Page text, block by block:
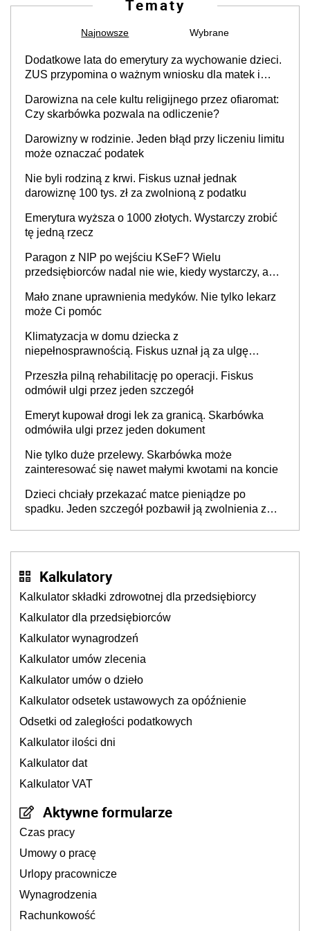
Tematy
Najnowsze Wybrane
Dodatkowe lata do emerytury za wychowanie dzieci.
ZUS przypomina o ważnym wniosku dla matek i
Darowizna na cele kultu religijnego przez ofiaromat:
Czy skarbówka pozwala na odliczenie?
Darowizny w rodzinie. Jeden błąd przy liczeniu limitu
może oznaczać podatek
Nie byli rodziną z krwi. Fiskus uznał jednak
darowiznę 100 tys. zł za zwolnioną z podatku
Emerytura wyższa o 1000 złotych. Wystarczy zrobić
tę jedną rzecz
Paragon z NIP po wejściu KSeF? Wielu
przedsiębiorców nadal nie wie, kiedy wystarczy, a
Mało znane uprawnienia medyków. Nie tylko lekarz
może Ci pomóc
Klimatyzacja w domu dziecka z
niepełnosprawnością. Fiskus uznał ją za ulgę
Przeszła pilną rehabilitację po operacji. Fiskus
odmówił ulgi przez jeden szczegół
Emeryt kupował drogi lek za granicą. Skarbówka
odmówiła ulgi przez jeden dokument
Nie tylko duże przelewy. Skarbówka może
zainteresować się nawet małymi kwotami na koncie
Dzieci chciały przekazać matce pieniądze po
spadku. Jeden szczegół pozbawił ją zwolnienia z
Kalkulatory
Kalkulator składki zdrowotnej dla przedsiębiorcy
Kalkulator dla przedsiębiorców
Kalkulator wynagrodzeń
Kalkulator umów zlecenia
Kalkulator umów o dzieło
Kalkulator odsetek ustawowych za opóźnienie
Odsetki od zaległości podatkowych
Kalkulator ilości dni
Kalkulator dat
Kalkulator VAT
Aktywne formularze
Czas pracy
Umowy o pracę
Urlopy pracownicze
Wynagrodzenia
Rachunkowość